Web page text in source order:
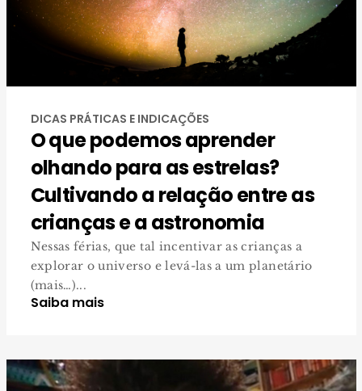
DICAS PRÁTICAS E INDICAÇÕES
O que podemos aprender
olhando para as estrelas?
Cultivando a relação entre as
crianças e a astronomia
Nessas férias, que tal incentivar as crianças a
explorar o universo e levá-las a um planetário
(mais…)...
Saiba mais